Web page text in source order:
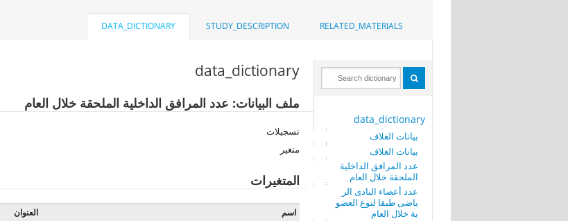
RELATED_MATERIALS
STUDY_DESCRIPTION
DATA_DICTIONARY
data_dictionary
بيانات الغلاف
بيانات الغلاف
عدد المرافق الداخلية
الملحقة خلال العام
عدد أعضاء النادى الر
ياضى طبقا لنوع العضو
ية خلال العام
data_dictionary
ملف البيانات: عدد المرافق الداخلية الملحقة خلال العام
تسجيلات
متغير
المتغيرات
اسم العنوان